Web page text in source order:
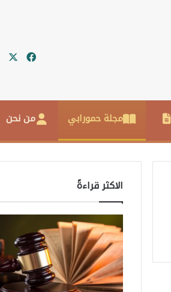
فيسبوك
مجلة حمورابي من نحن
الاكثر قراءةً